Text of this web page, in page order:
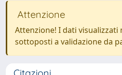
Attenzione
Attenzione! I dati visualizzati
sottoposti a validazione da